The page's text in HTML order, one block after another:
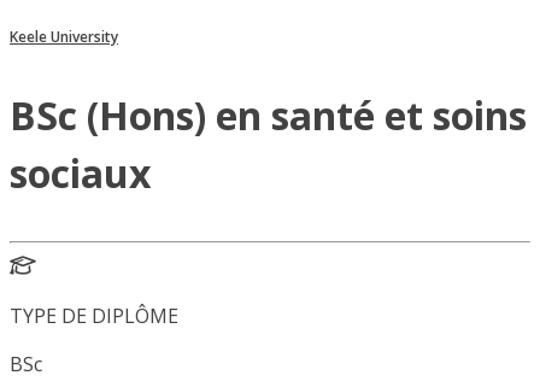
Keele University
BSc (Hons) en santé et soins
sociaux
TYPE DE DIPLÔME
BSc